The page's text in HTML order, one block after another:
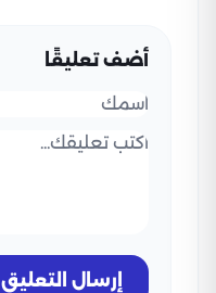
أضف تعليقًا
إرسال التعليق